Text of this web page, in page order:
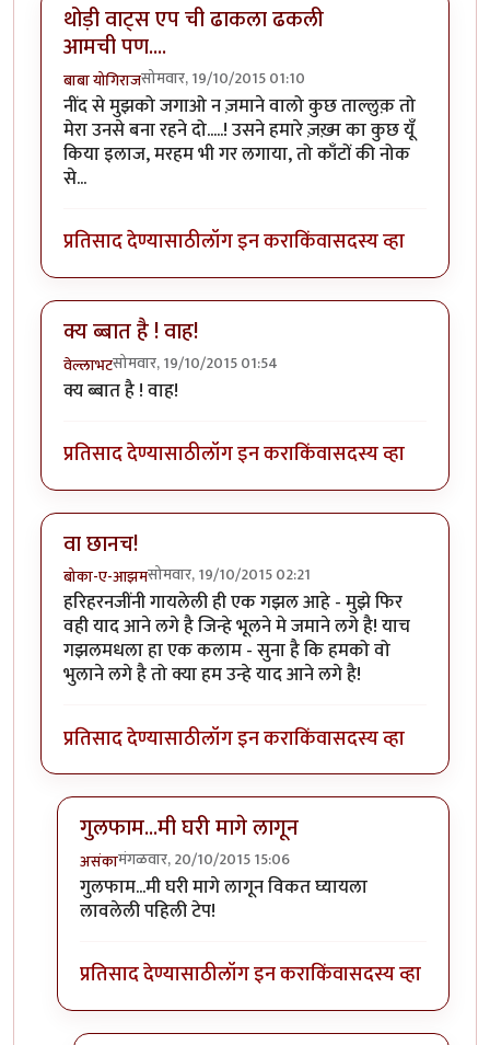
थोड़ी वाट्स एप ची ढाकला ढकली
आमची पण....
बाबा योगिराजसोमवार, 19/10/2015 01:10
नींद से मुझको जगाओ न ज़माने वालो कुछ ताल्लुक़ तो
मेरा उनसे बना रहने दो.....! उसने हमारे ज़ख़्म का कुछ यूँ
किया इलाज, मरहम भी गर लगाया, तो काँटों की नोक
से...
प्रतिसाद देण्यासाठीलॉग इन कराकिंवासदस्य व्हा
क्य ब्बात है ! वाह!
वेल्लाभटसोमवार, 19/10/2015 01:54
क्य ब्बात है ! वाह!
प्रतिसाद देण्यासाठीलॉग इन कराकिंवासदस्य व्हा
वा छानच!
बोका-ए-आझमसोमवार, 19/10/2015 02:21
हरिहरनजींनी गायलेली ही एक गझल आहे - मुझे फिर
वही याद आने लगे है जिन्हे भूलने मे जमाने लगे है! याच
गझलमधला हा एक कलाम - सुना है कि हमको वो
भुलाने लगे है तो क्या हम उन्हे याद आने लगे है!
प्रतिसाद देण्यासाठीलॉग इन कराकिंवासदस्य व्हा
गुलफाम...मी घरी मागे लागून
असंकामंगळवार, 20/10/2015 15:06
In reply toवा छानच!byबोका-ए-आझम
गुलफाम...मी घरी मागे लागून विकत घ्यायला
लावलेली पहिली टेप!
प्रतिसाद देण्यासाठीलॉग इन कराकिंवासदस्य व्हा